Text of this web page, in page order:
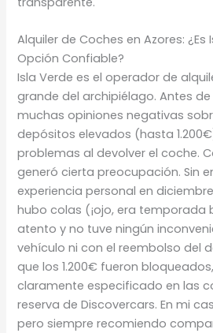
Alquiler de Coches en Azores: ¿Es
Opción Confiable?
Isla Verde es el operador de
grande del archipiélago. Antes
muchas opiniones negativas
depósitos elevados (hasta
problemas al devolver el coche.
generó cierta preocupación. Sin
experiencia personal en
hubo colas (¡ojo, era temporada
atento y no tuve ningún
vehículo ni con el reembolso del
que los 1.200€ fueron
claramente especificado en las
reserva de Discovercars. En mi
pero siempre recomiendo